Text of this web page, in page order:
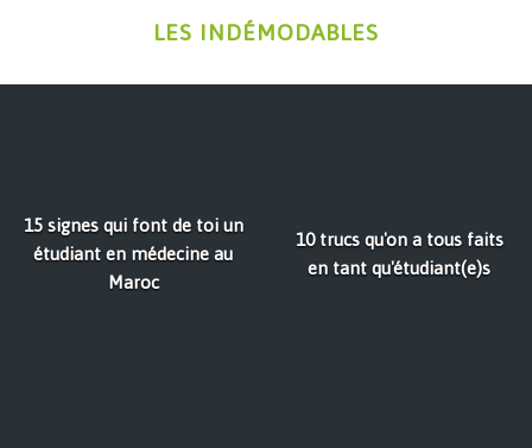
LES INDÉMODABLES
15 signes qui font de toi un
étudiant en médecine au
Maroc
10 trucs qu'on a tous faits
en tant qu'étudiant(e)s